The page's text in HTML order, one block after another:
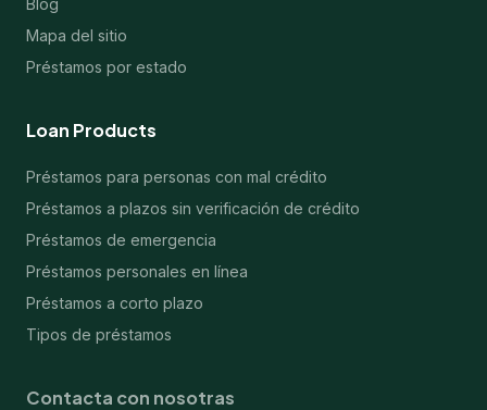
Blog
Mapa del sitio
Préstamos por estado
Loan Products
Préstamos para personas con mal crédito
Préstamos a plazos sin verificación de crédito
Préstamos de emergencia
Préstamos personales en línea
Préstamos a corto plazo
Tipos de préstamos
Contacta con nosotras